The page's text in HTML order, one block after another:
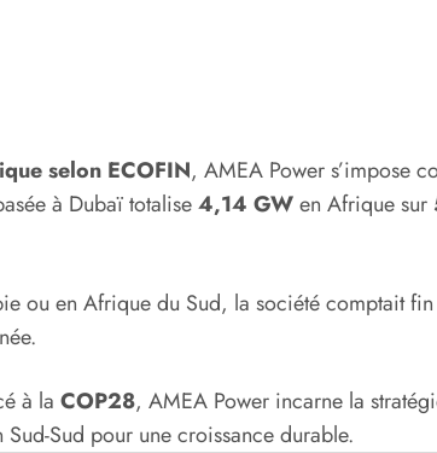
selon ECOFIN, AMEA Power s’impose
à Dubaï totalise4,14 GWen Afrique sur
ou en Afrique du Sud, la société comptait
à la COP28, AMEA Power incarne la
Sud pour une croissance durable.